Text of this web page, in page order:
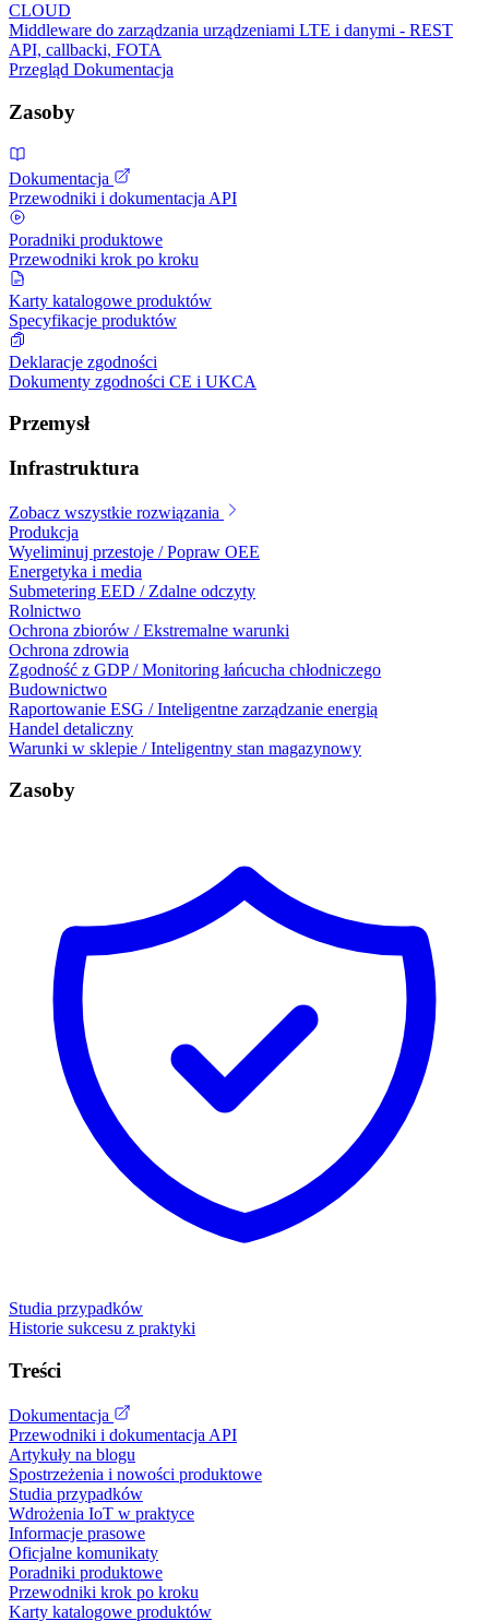
CLOUD
Middleware do zarządzania urządzeniami LTE i danymi - REST
API, callbacki, FOTA
Przegląd Dokumentacja
Zasoby
Dokumentacja
Przewodniki i dokumentacja API
Poradniki produktowe
Przewodniki krok po kroku
Karty katalogowe produktów
Specyfikacje produktów
Deklaracje zgodności
Dokumenty zgodności CE i UKCA
Przemysł
Infrastruktura
Zobacz wszystkie rozwiązania
Produkcja
Wyeliminuj przestoje / Popraw OEE
Energetyka i media
Submetering EED / Zdalne odczyty
Rolnictwo
Ochrona zbiorów / Ekstremalne warunki
Ochrona zdrowia
Zgodność z GDP / Monitoring łańcucha chłodniczego
Budownictwo
Raportowanie ESG / Inteligentne zarządzanie energią
Handel detaliczny
Warunki w sklepie / Inteligentny stan magazynowy
Zasoby
Studia przypadków
Historie sukcesu z praktyki
Treści
Dokumentacja
Przewodniki i dokumentacja API
Artykuły na blogu
Spostrzeżenia i nowości produktowe
Studia przypadków
Wdrożenia IoT w praktyce
Informacje prasowe
Oficjalne komunikaty
Poradniki produktowe
Przewodniki krok po kroku
Karty katalogowe produktów